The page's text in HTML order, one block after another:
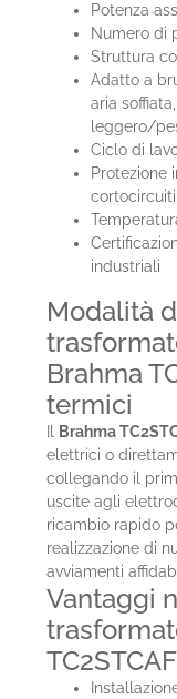
Potenza
Numero di
Struttura
Adatto a
aria
leggero/
Ciclo di
Protezione
cortocircuiti
industriali
Modalità
Brahma
termici
Brahma
elettrici o
collegando il
uscite agli
ricambio rapido
realizzazione di
avviamenti
Vantaggi